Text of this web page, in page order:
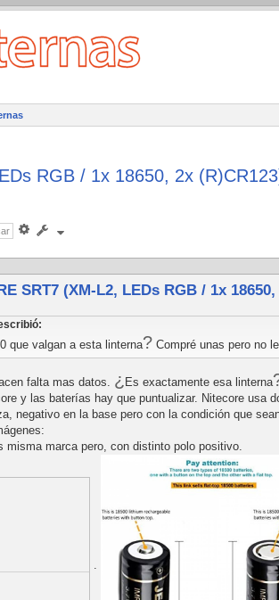
RGB / 1x 18650, 2x
Búsqueda
SRT7 (XM-L2, LEDs RGB / 1x
que valgan a esta linterna? Compré unas pero no
falta mas datos. ¿ Es exactamente esa linterna
y las baterías hay que puntualizar. Nitecore usa
negativo en la base pero con la condición que
misma marca pero, con distinto polo positivo.
.